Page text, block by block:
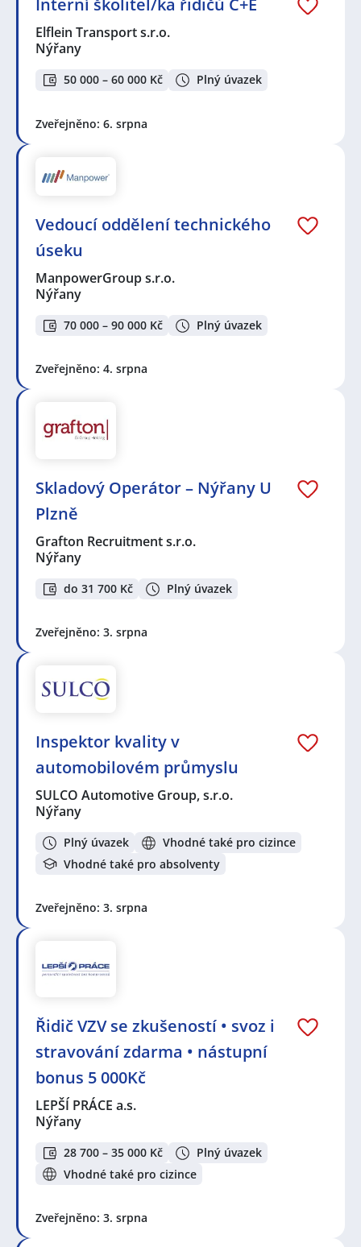
Interní školitel/ka řidičů C+E
Elflein Transport s.r.o.
Nýřany
50 000 – 60 000 Kč Plný úvazek
Zveřejněno: 6. srpna
Vedoucí oddělení technického
úseku
ManpowerGroup s.r.o.
Nýřany
70 000 – 90 000 Kč Plný úvazek
Zveřejněno: 4. srpna
Skladový Operátor – Nýřany U
Plzně
Grafton Recruitment s.r.o.
Nýřany
do 31 700 Kč Plný úvazek
Zveřejněno: 3. srpna
Inspektor kvality v
automobilovém průmyslu
SULCO Automotive Group, s.r.o.
Nýřany
Plný úvazek
Vhodné také pro cizince
Vhodné také pro absolventy
Zveřejněno: 3. srpna
Řidič VZV se zkušeností • svoz i
stravování zdarma • nástupní
bonus 5 000Kč
LEPŠÍ PRÁCE a.s.
Nýřany
28 700 – 35 000 Kč
Plný úvazek
Vhodné také pro cizince
Zveřejněno: 3. srpna